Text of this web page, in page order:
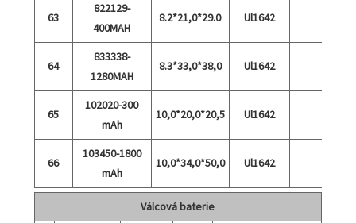
63
822129-
400MAH
8.2*21,0*29.0 Ul1642
64
833338-
1280MAH
8.3*33,0*38,0 Ul1642
65
102020-300
mAh
10,0*20,0*20,5 Ul1642
66
103450-1800
mAh
10,0*34,0*50,0 Ul1642
Válcová baterie